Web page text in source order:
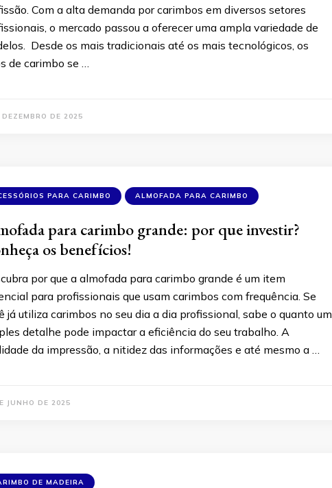
Com a alta demanda por carimbos em diversos setores
o mercado passou a oferecer uma ampla variedade de
Desde os mais tradicionais até os mais tecnológicos, os
de carimbo se …
DE 2025
PARA CARIMBO ALMOFADA PARA CARIMBO
para carimbo grande: por que investir?
os benefícios!
por que a almofada para carimbo grande é um item
para profissionais que usam carimbos com frequência. Se
já utiliza carimbos no seu dia a dia profissional, sabe o quanto um
detalhe pode impactar a eficiência do seu trabalho. A
da impressão, a nitidez das informações e até mesmo a …
JUNHO DE 2025
DE MADEIRA